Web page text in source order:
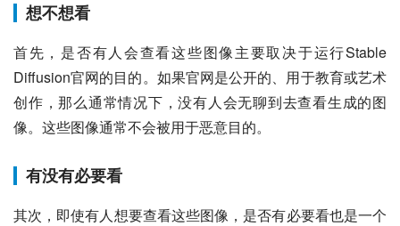
想不想看
首先，是否有人会查看这些图像主要取决于运行Stable
Diffusion官网的目的。如果官网是公开的、用于教育或艺术
创作，那么通常情况下，没有人会无聊到去查看生成的图
像。这些图像通常不会被用于恶意目的。
有没有必要看
其次，即使有人想要查看这些图像，是否有必要看也是一个